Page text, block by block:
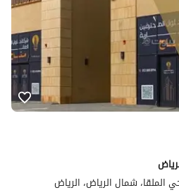
شمال الرياض، الرياض